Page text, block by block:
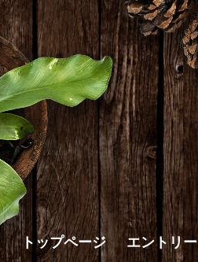
トップページ エントリー